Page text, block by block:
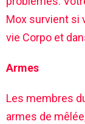
Mox survient si
vie Corpo et
Armes
Les membres
armes de